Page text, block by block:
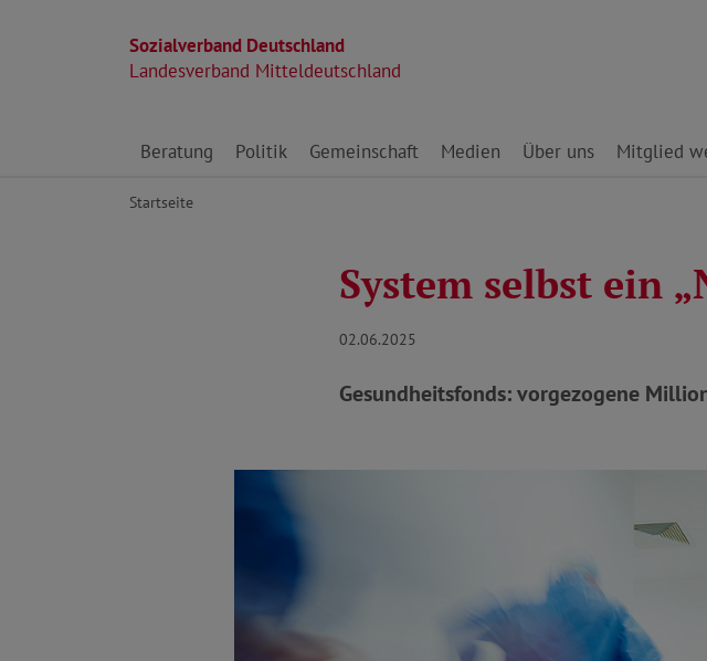
Sozialverband Deutschland
Landesverband Mitteldeutschland
Direkt zu den Inhalten springen
Beratung Politik Gemeinschaft Medien Über uns Mitglied
Startseite
System selbst ein
02.06.2025
Gesundheitsfonds: vorgezogene